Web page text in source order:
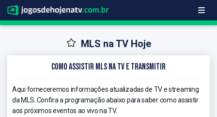
MLS na TV Hoje
Como Assistir MLS na TV e Transmitir
Aqui forneceremos informações atualizadas de TV e streaming
da MLS. Confira a programação abaixo para saber como assistir
aos próximos eventos ao vivo na TV.